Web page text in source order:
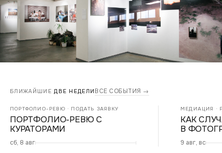
БЛИЖАЙШИЕДВЕ НЕДЕЛИ ВСЕ СОБЫТИЯ →
ПОРТФОЛИО-РЕВЮ · ПОДАТЬ ЗАЯВКУ
ПОРТФОЛИО-РЕВЮ С
КУРАТОРАМИ
сб, 8 авг
МЕДИАЦИЯ ·
КАК
В
9 авг, вс